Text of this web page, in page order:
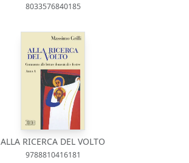
8033576840185
ALLA RICERCA DEL VOLTO
9788810416181